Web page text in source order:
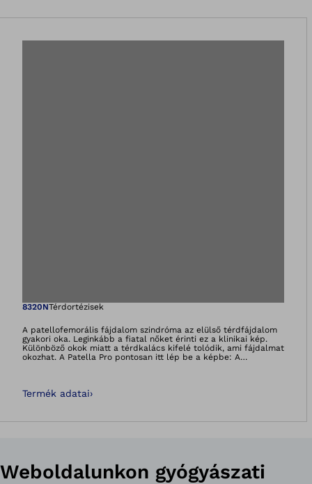
Megnyitja a
8320NTérdortézisek
A patellofemorális fájdalom szindróma az elülső térdfájdalom
gyakori oka. Leginkább a fiatal nőket érinti ez a klinikai kép.
Különböző okok miatt a térdkalács kifelé tolódik, ami fájdalmat
okozhat. A Patella Pro pontosan itt lép be a képbe: A
felhasználó a fájdalom csökkenését tapasztalta, aminek
Termék adatai›
Weboldalunkon gyógyászati